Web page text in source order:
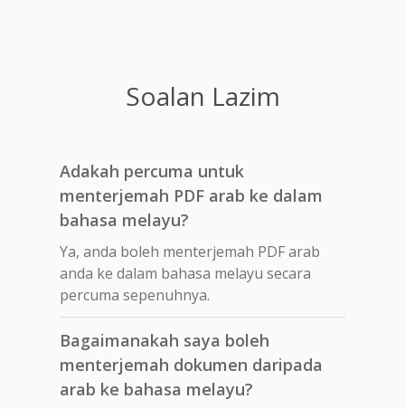
Soalan Lazim
Adakah percuma untuk
menterjemah PDF arab ke dalam
bahasa melayu?
Ya, anda boleh menterjemah PDF arab
anda ke dalam bahasa melayu secara
percuma sepenuhnya.
Bagaimanakah saya boleh
menterjemah dokumen daripada
arab ke bahasa melayu?